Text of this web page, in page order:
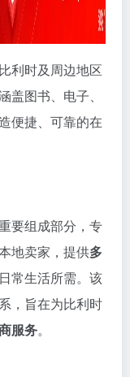
利时及周边地区
图书、电子、
便捷、可靠的在
要组成部分，专
地卖家，提供多
常生活所需。该
，旨在为比利时
服务。